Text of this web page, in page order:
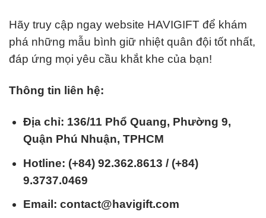
Hãy truy cập ngay website HAVIGIFT để khám
phá những mẫu bình giữ nhiệt quân đội tốt nhất,
đáp ứng mọi yêu cầu khắt khe của bạn!
Thông tin liên hệ:
Địa chỉ: 136/11 Phổ Quang, Phường 9,
Quận Phú Nhuận, TPHCM
Hotline: (+84) 92.362.8613 / (+84)
9.3737.0469
Email: contact@havigift.com